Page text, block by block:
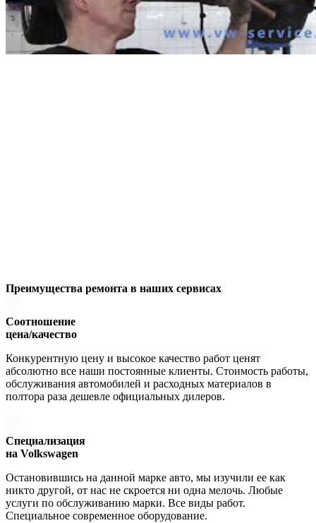
Преимущества ремонта в наших сервисах
Соотношение
цена/качество
Конкурентную цену и высокое качество работ ценят
абсолютно все наши постоянные клиенты. Стоимость работы,
обслуживания автомобилей и расходных материалов в
полтора раза дешевле официальных дилеров.
Специализация
на Volkswagen
Остановившись на данной марке авто, мы изучили ее как
никто другой, от нас не скроется ни одна мелочь. Любые
услуги по обслуживанию марки. Все виды работ.
Специальное современное оборудование.